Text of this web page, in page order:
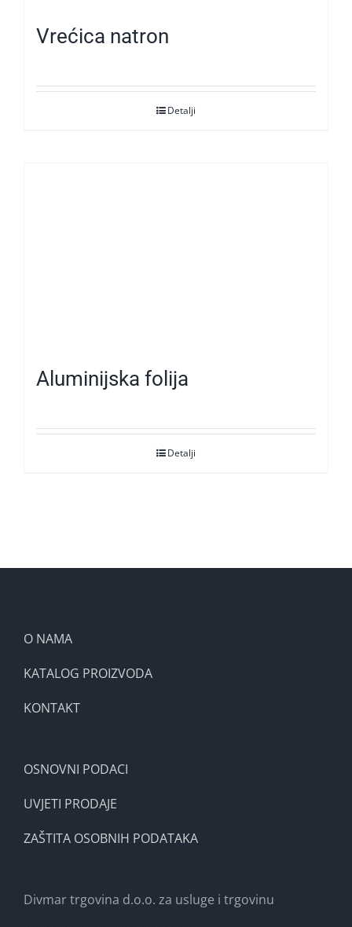
Vrećica natron
Detalji
Aluminijska folija
Detalji
O NAMA
KATALOG PROIZVODA
KONTAKT
OSNOVNI PODACI
UVJETI PRODAJE
ZAŠTITA OSOBNIH PODATAKA
Divmar trgovina d.o.o. za usluge i trgovinu